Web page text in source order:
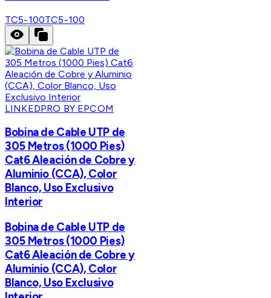
TC5-100TC5-100
LINKEDPRO BY EPCOM
Bobina de Cable UTP de
305 Metros (1000 Pies)
Cat6 Aleación de Cobre y
Aluminio (CCA), Color
Blanco, Uso Exclusivo
Interior
Bobina de Cable UTP de
305 Metros (1000 Pies)
Cat6 Aleación de Cobre y
Aluminio (CCA), Color
Blanco, Uso Exclusivo